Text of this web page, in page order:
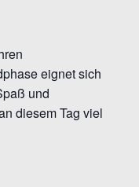
eignet sich
und
diesem Tag viel